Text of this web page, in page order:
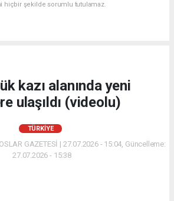
hiçbir şekilde sorumlu tutulamaz.
kazı alanında yeni
ulaşıldı (videolu)
TÜRKIYE
GAZETESİ | 27.07.2026 - 15:04, Güncelleme:
27.07.2026 - 15:38